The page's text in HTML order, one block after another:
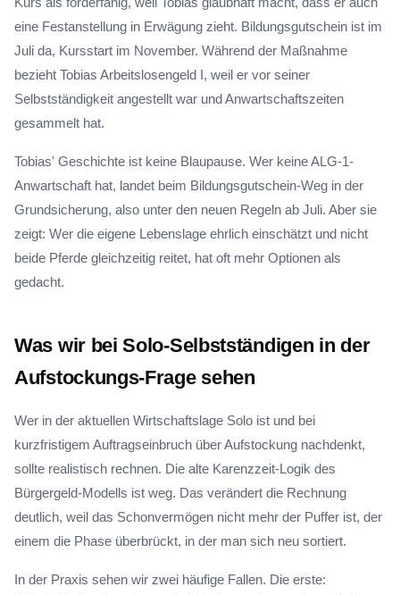
eine Festanstellung in Erwägung zieht. Bildungsgutschein ist im
Juli da, Kursstart im November. Während der Maßnahme
bezieht Tobias Arbeitslosengeld I, weil er vor seiner
Selbstständigkeit angestellt war und Anwartschaftszeiten
gesammelt hat.
Tobias' Geschichte ist keine Blaupause. Wer keine ALG-1-
Anwartschaft hat, landet beim Bildungsgutschein-Weg in der
Grundsicherung, also unter den neuen Regeln ab Juli. Aber sie
zeigt: Wer die eigene Lebenslage ehrlich einschätzt und nicht
beide Pferde gleichzeitig reitet, hat oft mehr Optionen als
gedacht.
Was wir bei Solo-Selbstständigen in der
Aufstockungs-Frage sehen
Wer in der aktuellen Wirtschaftslage Solo ist und bei
kurzfristigem Auftragseinbruch über Aufstockung nachdenkt,
sollte realistisch rechnen. Die alte Karenzzeit-Logik des
Bürgergeld-Modells ist weg. Das verändert die Rechnung
deutlich, weil das Schonvermögen nicht mehr der Puffer ist, der
einem die Phase überbrückt, in der man sich neu sortiert.
In der Praxis sehen wir zwei häufige Fallen. Die erste: